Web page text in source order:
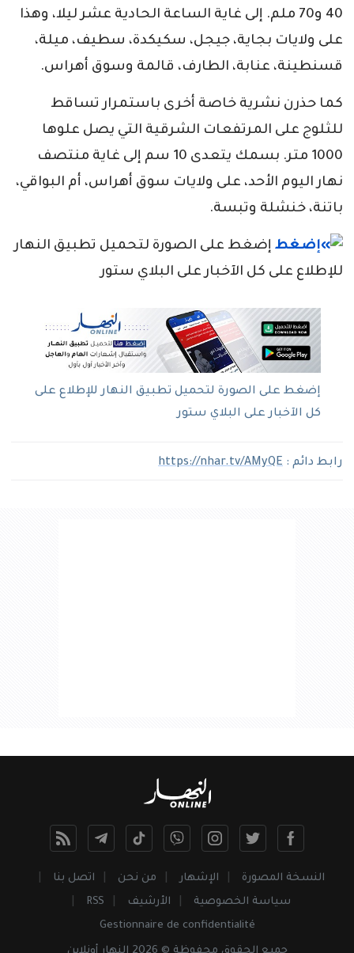
40 و70 ملم. إلى غاية الساعة الحادية عشر ليلا، وهذا
على ولايات بجاية، جيجل، سكيكدة، سطيف، ميلة،
قسنطينة، عنابة، الطارف، قالمة وسوق أهراس.
كما حذرن نشرية خاصة أخرى باستمرار تساقط
للثلوج على المرتفعات الشرقية التي يصل علوها
1000 متر. بسمك يتعدى 10 سم إلى غاية منتصف
نهار اليوم الأحد، على ولايات سوق أهراس، أم البواقي،
باتنة، خنشلة وتبسة.
إضغط على الصورة لتحميل تطبيق النهار
للإطلاع على كل الآخبار على البلاي ستور
إضغط على الصورة لتحميل تطبيق النهار للإطلاع على
كل الآخبار على البلاي ستور
رابط دائم : https://nhar.tv/AMyQE
النسخة المصورة الإشهار من نحن
اتصل بنا
سياسة الخصوصية
الأرشيف
RSS
Gestionnaire de confidentialité